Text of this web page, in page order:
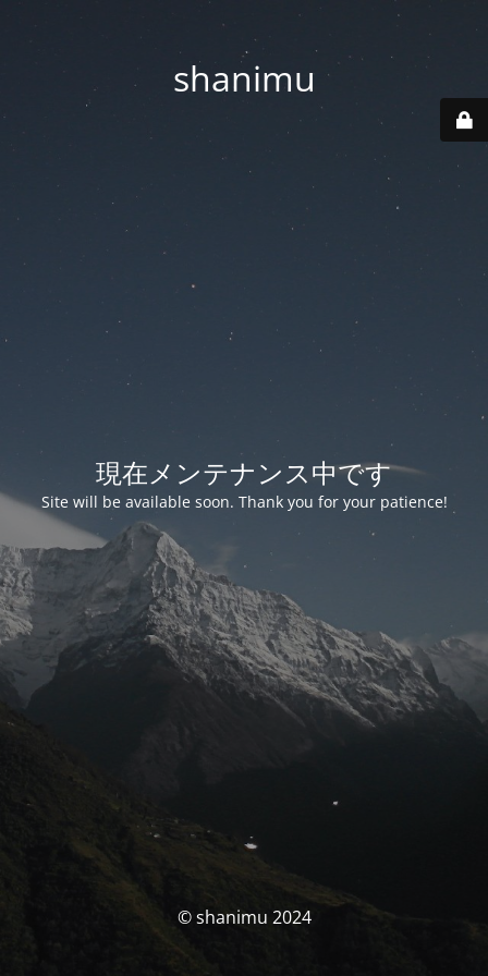
shanimu
現在メンテナンス中です
Site will be available soon. Thank you for your patience!
© shanimu 2024